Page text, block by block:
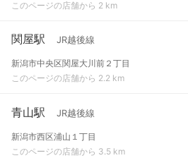
このページの店舗から 2 km
関屋駅 JR越後線
新潟市中央区関屋大川前２丁目
このページの店舗から 2.2 km
青山駅 JR越後線
新潟市西区浦山１丁目
このページの店舗から 3.5 km